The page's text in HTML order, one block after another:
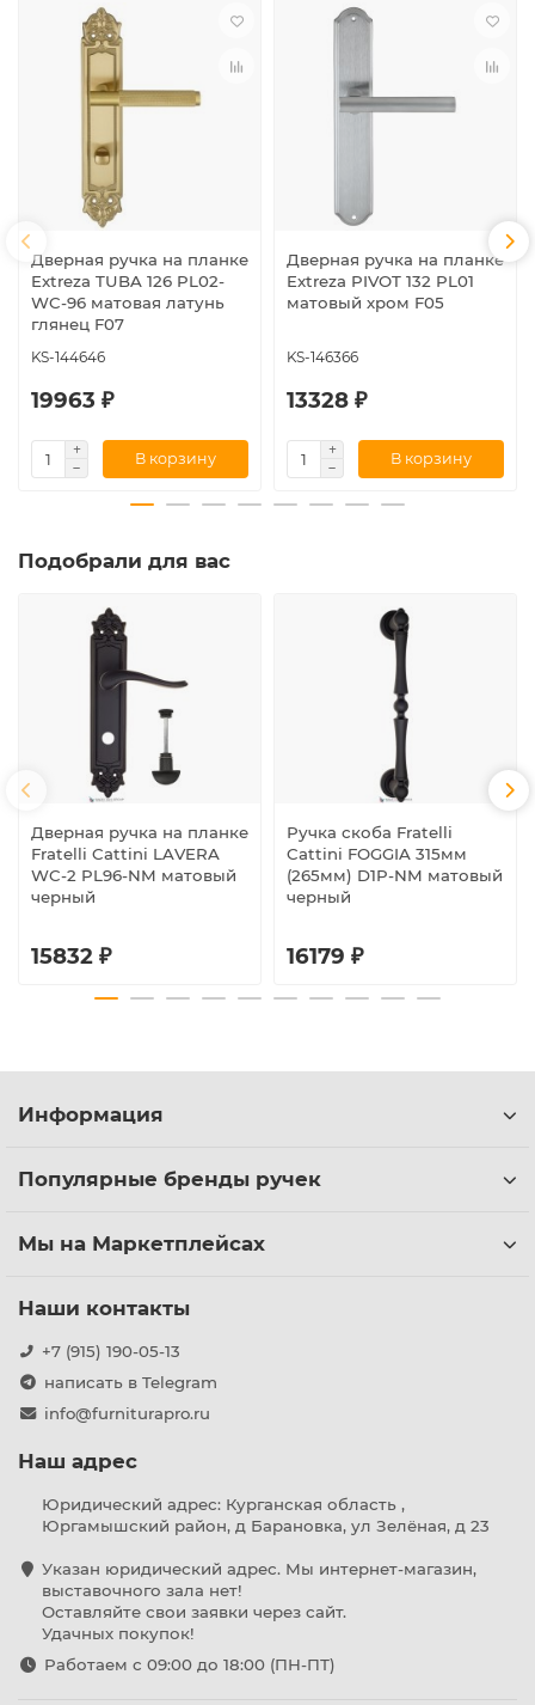
Дверная ручка на планке
Extreza TUBA 126 PL02-
WC-96 матовая латунь
глянец F07
KS-144646
19963 ₽
В корзину
Дверная ручка на планке
Extreza PIVOT 132 PL01
матовый хром F05
KS-146366
13328 ₽
В корзину
Подобрали для вас
Дверная ручка на планке
Fratelli Cattini LAVERA
WC-2 PL96-NM матовый
черный
15832 ₽
Ручка скоба Fratelli
Cattini FOGGIA 315мм
(265мм) D1P-NM матовый
черный
16179 ₽
Информация
Популярные бренды ручек
Мы на Маркетплейсах
Наши контакты
+7 (915) 190-05-13
написать в Telegram
info@furniturapro.ru
Наш адрес
Юридический адрес: Курганская область ,
Юргамышский район, д Барановка, ул Зелёная, д 23
Указан юридический адрес. Мы интернет-магазин,
выставочного зала нет!
Оставляйте свои заявки через сайт.
Удачных покупок!
Работаем с 09:00 до 18:00 (ПН-ПТ)